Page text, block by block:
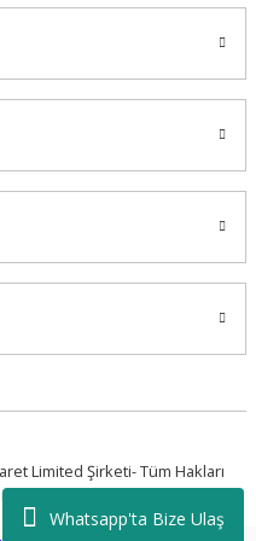
Whatsapp'ta Bize Ulaş
Limited Şirketi- Tüm Hakları